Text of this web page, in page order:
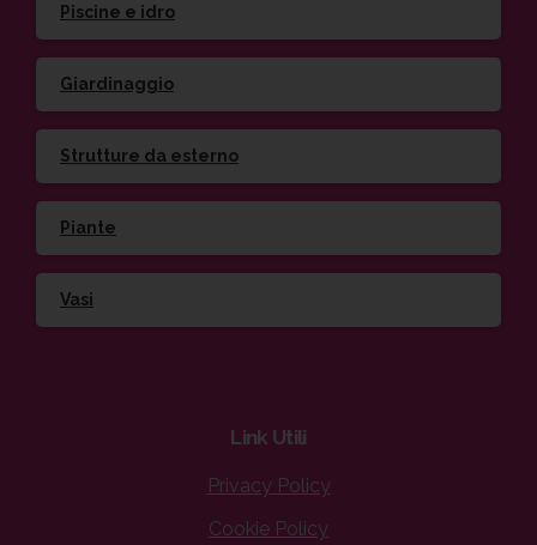
Piscine e idro
Giardinaggio
Strutture da esterno
Piante
Vasi
Link Utili
Privacy Policy
Cookie Policy